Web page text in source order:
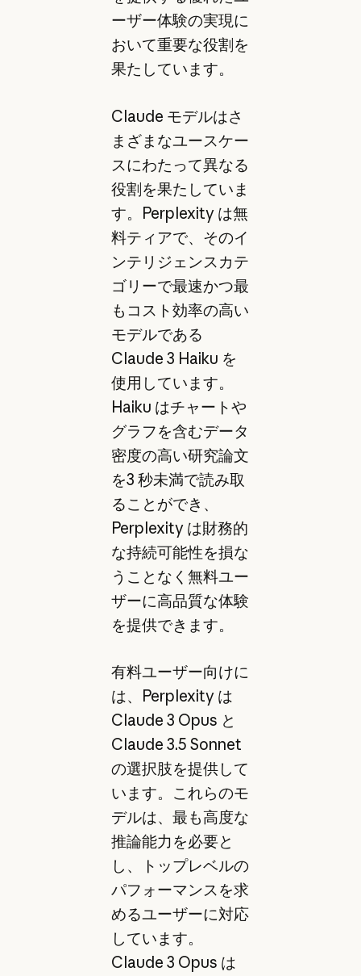
ーザー体験の実現に
おいて重要な役割を
果たしています。
Claude モデルはさ
まざまなユースケー
スにわたって異なる
役割を果たしていま
す。Perplexity は無
料ティアで、そのイ
ンテリジェンスカテ
ゴリーで最速かつ最
もコスト効率の高い
モデルである
Claude 3 Haiku を
使用しています。
Haiku はチャートや
グラフを含むデータ
密度の高い研究論文
を3 秒未満で読み取
ることができ、
Perplexity は財務的
な持続可能性を損な
うことなく無料ユー
ザーに高品質な体験
を提供できます。
有料ユーザー向けに
は、Perplexity は
Claude 3 Opus と
Claude 3.5 Sonnet
の選択肢を提供して
います。これらのモ
デルは、最も高度な
推論能力を必要と
し、トップレベルの
パフォーマンスを求
めるユーザーに対応
しています。
Claude 3 Opus は